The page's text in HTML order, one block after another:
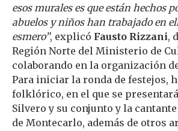
esos murales es que están hechos
abuelos y niños han trabajado en
esmero”, explicó Fausto Rizzani,
Región Norte del Ministerio de
colaborando en la organización
Para iniciar la ronda de festejos,
folklórico, en el que se
Silvero y su conjunto y la
de Montecarlo, además de otros